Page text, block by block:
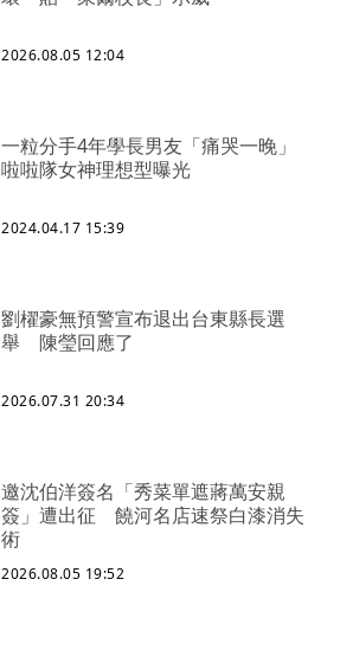
2026.08.05 12:04
一粒分手4年學長男友「痛哭一晚」
啦啦隊女神理想型曝光
2024.04.17 15:39
劉櫂豪無預警宣布退出台東縣長選
舉 陳瑩回應了
2026.07.31 20:34
邀沈伯洋簽名「秀菜單遮蔣萬安親
簽」遭出征 饒河名店速祭白漆消失
術
2026.08.05 19:52